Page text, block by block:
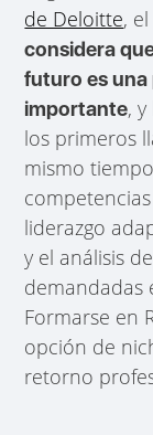
de Deloitte,
considera
futuro es
importante,
los primeros
mismo
liderazgo
y el análisis
demandadas
Formarse en
opción de
retorno